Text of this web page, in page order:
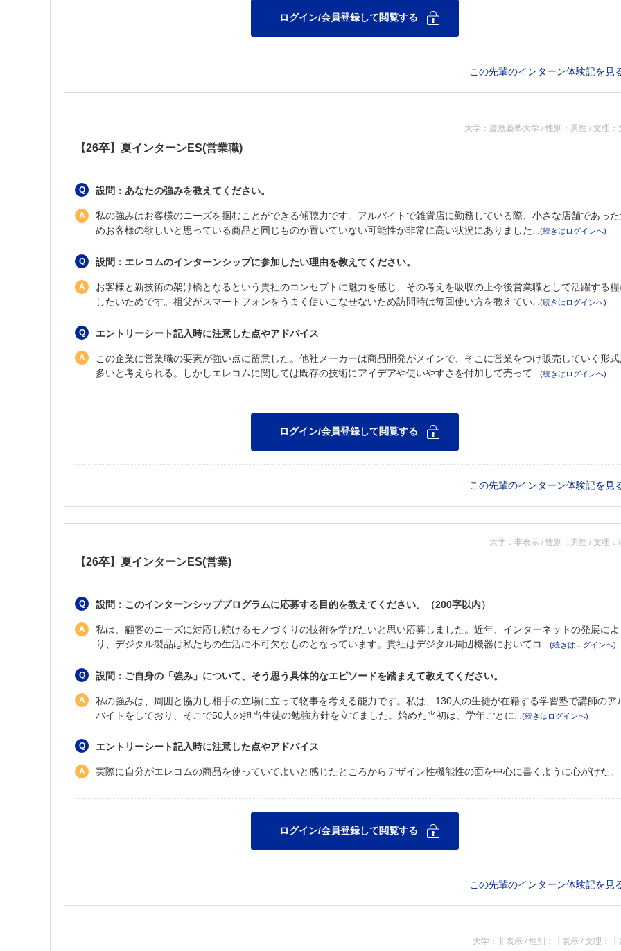
この先輩のインターン体験記を見
大学：慶應義塾大学 / 性別：男性 / 文理：
【26卒】夏インターンES(営業職)
設問：あなたの強みを教えてください。
私の強みはお客様のニーズを掴むことができる傾聴力です。アルバイトで雑貨店に勤務している際、小さな店舗であっ
めお客様の欲しいと思っている商品と同じものが置いていない可能性が非常に高い状況にありました
設問：エレコムのインターンシップに参加したい理由を教えてください。
お客様と新技術の架け橋となるという貴社のコンセプトに魅力を感じ、その考えを吸収の上今後営業職として活躍する
したいためです。祖父がスマートフォンをうまく使いこなせないため訪問時は毎回使い方を教えてい
エントリーシート記入時に注意した点やアドバイス
この企業に営業職の要素が強い点に留意した。他社メーカーは商品開発がメインで、そこに営業をつけ販売していく形
多いと考えられる。しかしエレコムに関しては既存の技術にアイデアや使いやすさを付加して売って
この先輩のインターン体験記を見
大学：非表示 / 性別：男性 / 文理：
【26卒】夏インターンES(営業)
設問：このインターンシッププログラムに応募する目的を教えてください。（200字以内）
私は、顧客のニーズに対応し続けるモノづくりの技術を学びたいと思い応募しました。近年、インターネットの発展によ
り、デジタル製品は私たちの生活に不可欠なものとなっています。貴社はデジタル周辺機器においてコ
設問：ご自身の「強み」について、そう思う具体的なエピソードを踏まえて教えてください。
私の強みは、周囲と協力し相手の立場に立って物事を考える能力です。私は、130人の生徒が在籍する学習塾で講師のア
バイトをしており、そこで50人の担当生徒の勉強方針を立てました。始めた当初は、学年ごとに
エントリーシート記入時に注意した点やアドバイス
実際に自分がエレコムの商品を使っていてよいと感じたところからデザイン性機能性の面を中心に書くように心がけた。
この先輩のインターン体験記を見
大学：非表示 / 性別：非表示 / 文理：非